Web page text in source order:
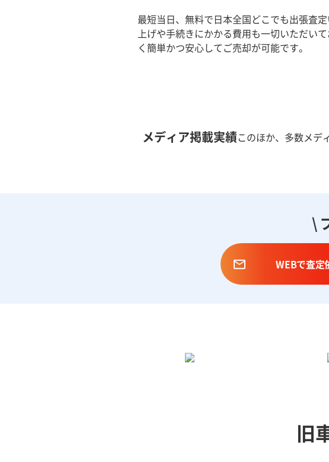
最短当日、無料で日本全国どこでも出張査
上げや手続きにかかる費用も一切いただい
く簡単かつ安心してご売却が可能です。
メディア掲載実績このほか、多数メデ
\
WEBで査定
旧